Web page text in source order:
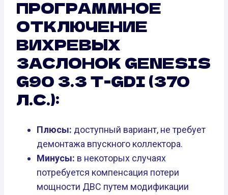
ПРОГРАММНОЕ
ОТКЛЮЧЕНИЕ
ВИХРЕВЫХ
ЗАСЛОНОК GENESIS
G90 3.3 T-GDI (370
Л.С.):
Плюсы: доступный вариант, не требует
демонтажа впускного коллектора.
Минусы: в некоторых случаях
потребуется компенсация потери
мощности ДВС путем модификации